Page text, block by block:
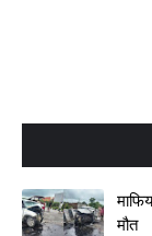
मौत